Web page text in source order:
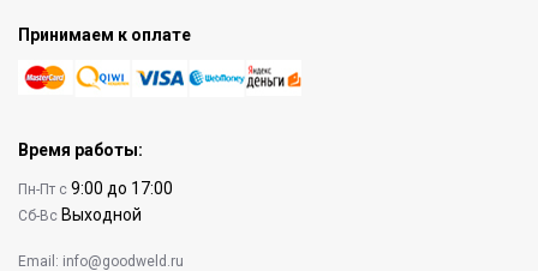
Принимаем к оплате
Время работы:
Пн-Пт с 9:00 до 17:00
Сб-Вс Выходной
Email: info@goodweld.ru